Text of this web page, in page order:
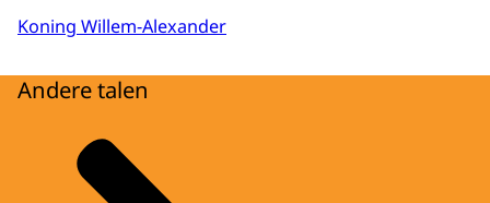
Koning Willem-Alexander
Andere talen